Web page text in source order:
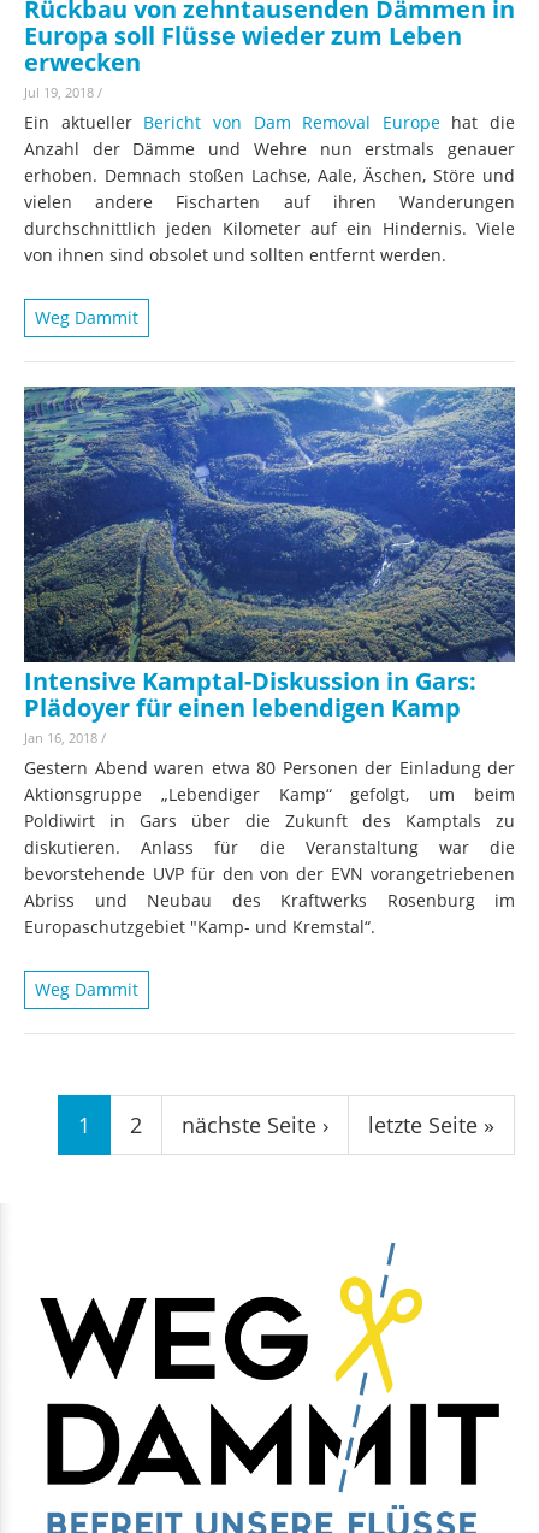
Rückbau von zehntausenden Dämmen in
Europa soll Flüsse wieder zum Leben
erwecken
Jul 19, 2018 /
Ein aktueller Bericht von Dam Removal Europehat die
Anzahl der Dämme und Wehre nun erstmals genauer
erhoben. Demnach stoßen Lachse, Aale, Äschen, Störe und
vielen andere Fischarten auf ihren Wanderungen
durchschnittlich jeden Kilometer auf ein Hindernis. Viele
von ihnen sind obsolet und sollten entfernt werden.
Weg Dammit
Intensive Kamptal-Diskussion in Gars:
Plädoyer für einen lebendigen Kamp
Jan 16, 2018 /
Gestern Abend waren etwa 80 Personen der Einladung der
Aktionsgruppe „Lebendiger Kamp“ gefolgt, um beim
Poldiwirt in Gars über die Zukunft des Kamptals zu
diskutieren. Anlass für die Veranstaltung war die
bevorstehende UVP für den von der EVN vorangetriebenen
Abriss und Neubau des Kraftwerks Rosenburg im
Europaschutzgebiet "Kamp- und Kremstal“.
Weg Dammit
Seiten
1 2 nächste Seite › letzte Seite »